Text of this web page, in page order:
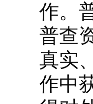
作。
普查
真实
作中